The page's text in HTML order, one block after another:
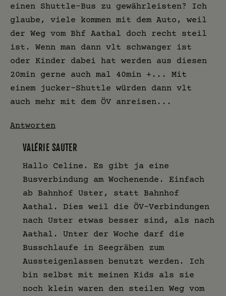
einen Shuttle-Bus zu gewährleisten? Ich
glaube, viele kommen mit dem Auto, weil
der Weg vom Bhf Aathal doch recht steil
ist. Wenn man dann vlt schwanger ist
oder Kinder dabei hat werden aus diesen
20min gerne auch mal 40min +... Mit
einem jucker-Shuttle würden dann vlt
auch mehr mit dem ÖV anreisen...
Antworten
VALÉRIE SAUTER
Hallo Celine. Es gibt ja eine
Busverbindung am Wochenende. Einfach
ab Bahnhof Uster, statt Bahnhof
Aathal. Dies weil die ÖV-Verbindungen
nach Uster etwas besser sind, als nach
Aathal. Unter der Woche darf die
Busschlaufe in Seegräben zum
Aussteigenlassen benutzt werden. Ich
bin selbst mit meinen Kids als sie
noch klein waren den steilen Weg vom